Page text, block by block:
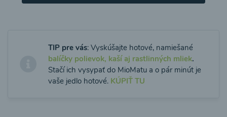
TIP pre vás: Vyskúšajte hotové, namiešané
balíčky polievok, kaší aj rastlinných mliek.
Stačí ich vysypať do MioMatu a o pár minút je
vaše jedlo hotové. KÚPIŤ TU